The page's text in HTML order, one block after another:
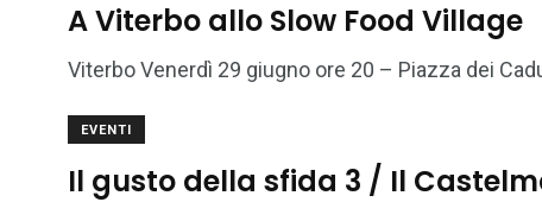
A Viterbo allo Slow Food Village
Viterbo Venerdì 29 giugno ore 20 – Piazza dei
EVENTI
Il gusto della sfida 3 / Il